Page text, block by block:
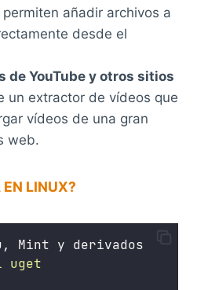
añadir archivos a
desde el
de YouTube y otros sitios
un extractor de vídeos que
vídeos de una gran
web.
LINUX?
Mint y derivados
uget